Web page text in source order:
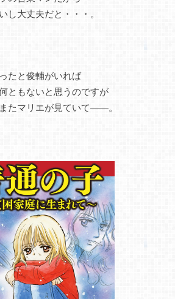
し大丈夫だと・・・。
たと俊輔がいれば
ともないと思うのですが
たマリエが見ていて――。